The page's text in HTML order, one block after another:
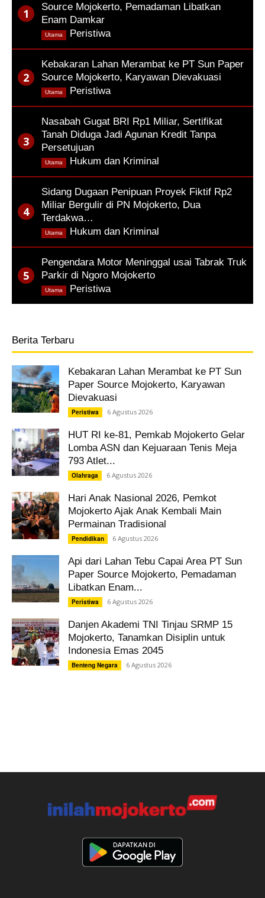
Source Mojokerto, Pemadaman Libatkan
Enam Damkar
Peristiwa
Utama
Kebakaran Lahan Merambat ke PT Sun Paper
Source Mojokerto, Karyawan Dievakuasi
Peristiwa
Utama
Nasabah Gugat BRI Rp1 Miliar, Sertifikat
Tanah Diduga Jadi Agunan Kredit Tanpa
Persetujuan
Hukum dan Kriminal
Utama
Sidang Dugaan Penipuan Proyek Fiktif Rp2
Miliar Bergulir di PN Mojokerto, Dua
Terdakwa…
Hukum dan Kriminal
Utama
Pengendara Motor Meninggal usai Tabrak Truk
Parkir di Ngoro Mojokerto
Peristiwa
Utama
Berita Terbaru
Kebakaran Lahan Merambat ke PT Sun
Paper Source Mojokerto, Karyawan
Dievakuasi
Peristiwa 6 Agustus 2026
HUT RI ke-81, Pemkab Mojokerto Gelar
Lomba ASN dan Kejuaraan Tenis Meja
793 Atlet...
Olahraga 6 Agustus 2026
Hari Anak Nasional 2026, Pemkot
Mojokerto Ajak Anak Kembali Main
Permainan Tradisional
Pendidikan 6 Agustus 2026
Api dari Lahan Tebu Capai Area PT Sun
Paper Source Mojokerto, Pemadaman
Libatkan Enam...
Peristiwa 6 Agustus 2026
Danjen Akademi TNI Tinjau SRMP 15
Mojokerto, Tanamkan Disiplin untuk
Indonesia Emas 2045
Benteng Negara 6 Agustus 2026